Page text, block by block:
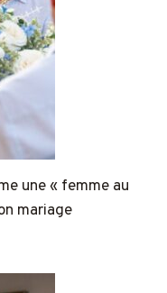
une « femme au
mariage